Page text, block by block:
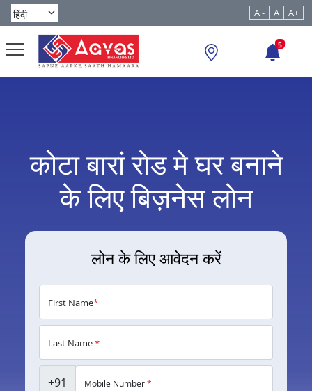
A - A A+
5
कोटा बारां रोड मे घर बनाने
के लिए बिज़नेस लोन
लोन के लिए आवेदन करें
First Name*
Last Name*
+91 Mobile Number*